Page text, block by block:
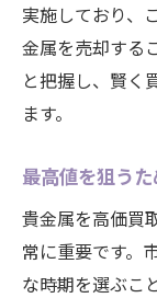
実施しており、
金属を売却する
と把握し、賢く
ます。
最高値を狙う
貴金属を高価買
常に重要です。
な時期を選ぶこ